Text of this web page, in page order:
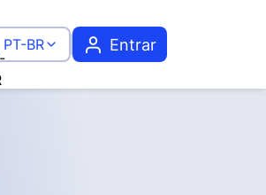
PT-BR Entrar